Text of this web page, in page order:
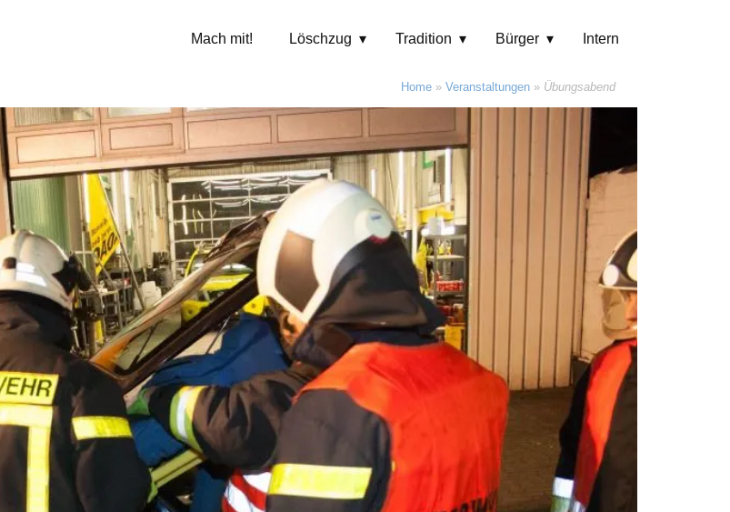
Mach mit! Löschzug Tradition Bürger Intern
Home » Veranstaltungen » Übungsabend